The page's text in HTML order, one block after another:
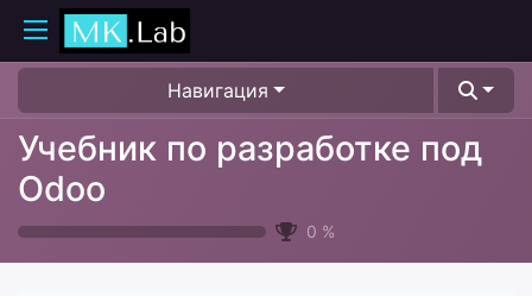
Навигация
Учебник по разработке под
Odoo
0 %